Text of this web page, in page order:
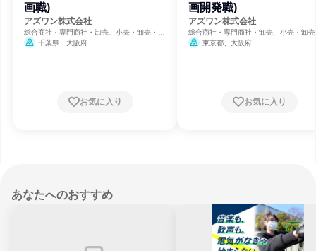
画職)
アズワン株式会社
総合商社・専門商社・卸売、小売・卸売・商
社、機械・医療機器メーカー
千葉県、大阪府
お気に入り
画開発職)
アズワン株式会社
総合商社・専門商社・卸売、小売・卸
社、機械・医療機器メーカー
東京都、大阪府
お気に入り
あなたへのおすすめ